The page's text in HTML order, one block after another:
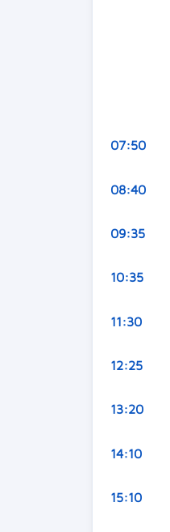
07:50
08:40
09:35
10:35
11:30
12:25
13:20
14:10
15:10